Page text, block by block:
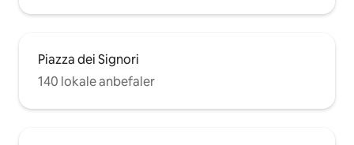
Piazza dei Signori
140 lokale anbefaler